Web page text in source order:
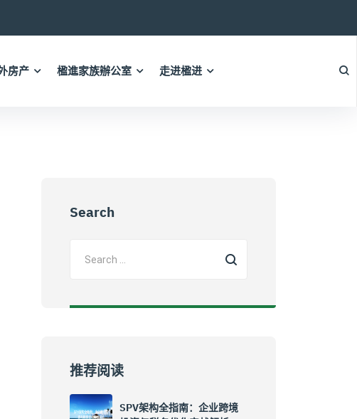
房产 楹進家族辦公室 走进楹进
Search
推荐阅读
SPV架构全指南：企业跨境